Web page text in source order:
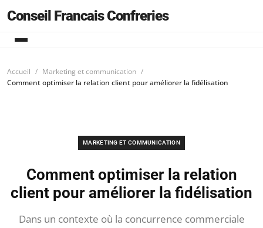
Conseil Francais Confreries
Accueil
Marketing et communication
Comment optimiser la relation client pour améliorer la fidélisation
MARKETING ET COMMUNICATION
Comment optimiser la relation
client pour améliorer la fidélisation
Dans un contexte où la concurrence commerciale